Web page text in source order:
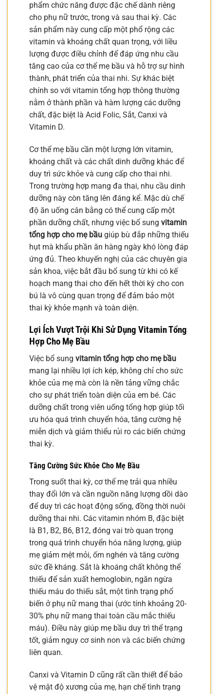
phẩm chức năng được đặc chế dành riêng
cho phụ nữ trước, trong và sau thai kỳ. Các
sản phẩm này cung cấp một phổ rộng các
vitamin và khoáng chất quan trọng, với liều
lượng được điều chỉnh để đáp ứng nhu cầu
tăng cao của cơ thể mẹ bầu và hỗ trợ sự hình
thành, phát triển của thai nhi. Sự khác biệt
chính so với vitamin tổng hợp thông thường
nằm ở thành phần và hàm lượng các dưỡng
chất, đặc biệt là Acid Folic, Sắt, Canxi và
Vitamin D.
Cơ thể mẹ bầu cần một lượng lớn vitamin,
khoáng chất và các chất dinh dưỡng khác để
duy trì sức khỏe và cung cấp cho thai nhi.
Trong trường hợp mang đa thai, nhu cầu dinh
dưỡng này còn tăng lên đáng kể. Mặc dù chế
độ ăn uống cân bằng có thể cung cấp một
phần dưỡng chất, nhưng việc bổ sung vitamin
tổng hợp cho mẹ bầu giúp bù đắp những thiếu
hụt mà khẩu phần ăn hàng ngày khó lòng đáp
ứng đủ. Theo khuyến nghị của các chuyên gia
sản khoa, việc bắt đầu bổ sung từ khi có kế
hoạch mang thai cho đến hết thời kỳ cho con
bú là vô cùng quan trọng để đảm bảo một
thai kỳ khỏe mạnh và toàn diện.
Lợi Ích Vượt Trội Khi Sử Dụng Vitamin Tổng
Hợp Cho Mẹ Bầu
Việc bổ sung vitamin tổng hợp cho mẹ bầu
mang lại nhiều lợi ích kép, không chỉ cho sức
khỏe của mẹ mà còn là nền tảng vững chắc
cho sự phát triển toàn diện của em bé. Các
dưỡng chất trong viên uống tổng hợp giúp tối
ưu hóa quá trình chuyển hóa, tăng cường hệ
miễn dịch và giảm thiểu rủi ro các biến chứng
thai kỳ.
Tăng Cường Sức Khỏe Cho Mẹ Bầu
Trong suốt thai kỳ, cơ thể mẹ trải qua nhiều
thay đổi lớn và cần nguồn năng lượng dồi dào
để duy trì các hoạt động sống, đồng thời nuôi
dưỡng thai nhi. Các vitamin nhóm B, đặc biệt
là B1, B2, B6, B12, đóng vai trò quan trọng
trong quá trình chuyển hóa năng lượng, giúp
mẹ giảm mệt mỏi, ốm nghén và tăng cường
sức đề kháng. Sắt là khoáng chất không thể
thiếu để sản xuất hemoglobin, ngăn ngừa
thiếu máu do thiếu sắt, một tình trạng phổ
biến ở phụ nữ mang thai (ước tính khoảng 20-
30% phụ nữ mang thai toàn cầu mắc thiếu
máu). Điều này giúp mẹ bầu duy trì thể trạng
tốt, giảm nguy cơ sinh non và các biến chứng
liên quan.
Canxi và Vitamin D cũng rất cần thiết để bảo
vệ mật độ xương của mẹ, hạn chế tình trạng